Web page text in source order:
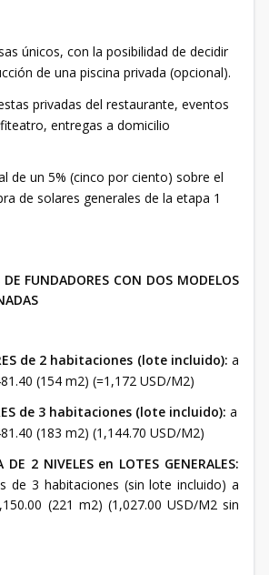
únicos, con la posibilidad de decidir
de una piscina privada (opcional).
privadas del restaurante, eventos
entregas a domicilio
de un 5% (cinco por ciento) sobre el
de solares generales de la etapa 1
FUNDADORES CON DOS MODELOS
de 2 habitaciones (lote incluido): a
(154 m2) (=1,172 USD/M2)
de 3 habitaciones (lote incluido): a
(183 m2) (1,144.70 USD/M2)
DE 2 NIVELES en LOTES GENERALES:
de 3 habitaciones (sin lote incluido) a
(221 m2) (1,027.00 USD/M2 sin